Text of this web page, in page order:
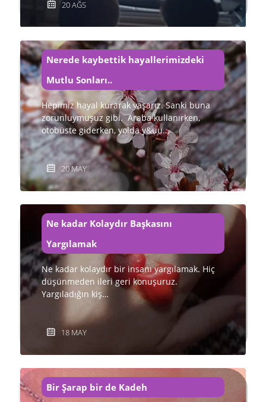
20 AĞS
Nerede kaybettik hayallerimizdeki
Mutlu Sonları..
Hepimiz hayal kurarak yaşarız. Sanki buna
zorunluymuşuz gibi. Araba kullanırken,
otobüste giderken, yolda y&uu…
20 MAY
Ne kadar Kolaydır Başkasını
Yargılamak
Ne kadar kolaydır bir insanı yargılamak. Hiç
düşünmeden ileri geri konuşuruz.
Yargıladığın kiş…
18 MAY
Bir Şarap bir de Kadeh